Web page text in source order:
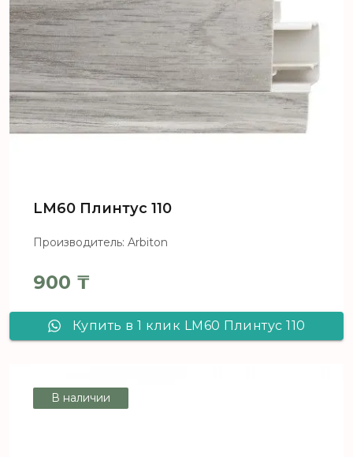
LM60 Плинтус 110
Производитель: Arbiton
900 ₸
Купить в 1 клик LM60 Плинтус 110
В наличии